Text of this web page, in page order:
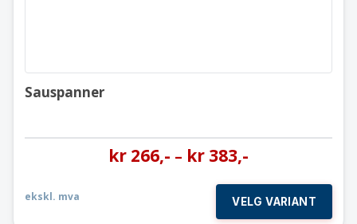
Sauspanner
kr 266,- – kr 383,-
ekskl. mva VELG VARIANT